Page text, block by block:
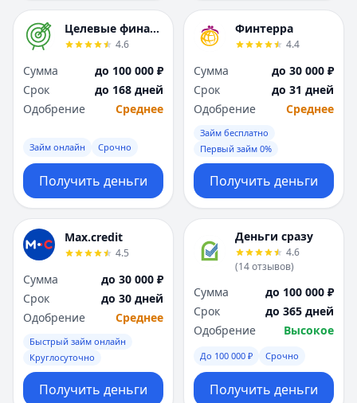
Целевые финансы
4.6
Сумма
до 100 000 ₽
Срок
до 168 дней
Одобрение
Среднее
Займ онлайн Срочно
Получить деньги
Финтерра
4.4
Сумма
до 30 000 ₽
Срок
до 31 дней
Одобрение
Среднее
Займ бесплатно
Первый займ 0%
Получить деньги
Max.credit
4.5
Сумма
до 30 000 ₽
Срок
до 30 дней
Одобрение
Среднее
Быстрый займ онлайн
Круглосуточно
Получить деньги
Деньги сразу
4.6
(14отзывов)
Сумма
до 100 000 ₽
Срок
до 365 дней
Одобрение
Высокое
До 100 000 ₽ Срочно
Получить деньги